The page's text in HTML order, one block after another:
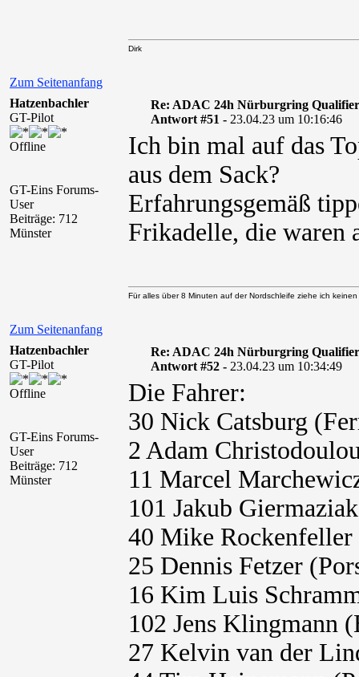
Zum Seitenanfang
Dirk
Hatzenbachler
GT-Pilot
Offline
GT-Eins Forums-
User
Beiträge: 712
Münster
Re: ADAC 24h Nürburgring
Antwort #51 - 23.04.23 um 10:16:46
Ich bin mal auf das
aus dem Sack?
Erfahrungsgemäß
Frikadelle, die waren
Zum Seitenanfang
Für alles über 8 Minuten auf der Nordschleife ziehe ich keinen
Hatzenbachler
GT-Pilot
Offline
GT-Eins Forums-
User
Beiträge: 712
Münster
Re: ADAC 24h Nürburgring
Antwort #52 - 23.04.23 um 10:34:49
Die Fahrer:
30 Nick Catsburg
2 Adam
11 Marcel
101 Jakub
40 Mike
25 Dennis Fetzer
16 Kim Luis
102 Jens Klingmann
27 Kelvin van der